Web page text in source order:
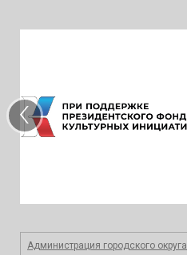
‹
Администрация городского округа